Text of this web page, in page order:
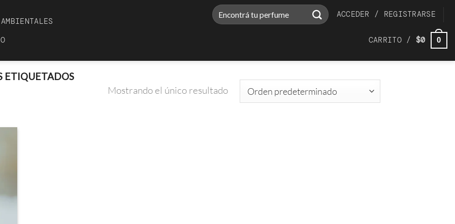
AMBIENTALES
Buscar
por:
ACCEDER / REGISTRARSE
CARRITO / $0 0
ETIQUETADOS
Mostrando el único resultado